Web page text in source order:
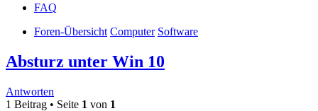
FAQ
Foren-Übersicht Computer Software
Absturz unter Win 10
Antworten
1 Beitrag • Seite 1 von 1